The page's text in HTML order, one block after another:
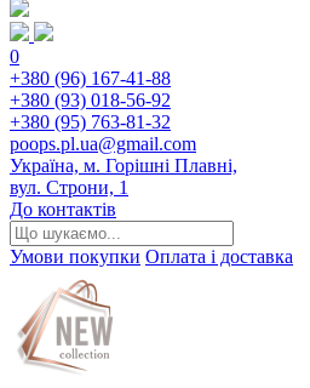
0
+380 (96) 167-41-88
+380 (93) 018-56-92
+380 (95) 763-81-32
poops.pl.ua@gmail.com
Україна, м. Горішні Плавні,
вул. Строни, 1
До контактів
Умови покупки Оплата і доставка